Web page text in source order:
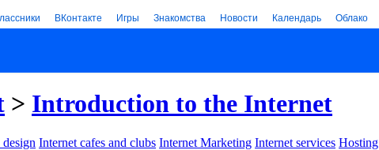
ВКонтакте Игры Знакомства Новости Календарь Облако
> Introduction to the Internet
design Internet cafes and clubs Internet Marketing Internet services Hosting